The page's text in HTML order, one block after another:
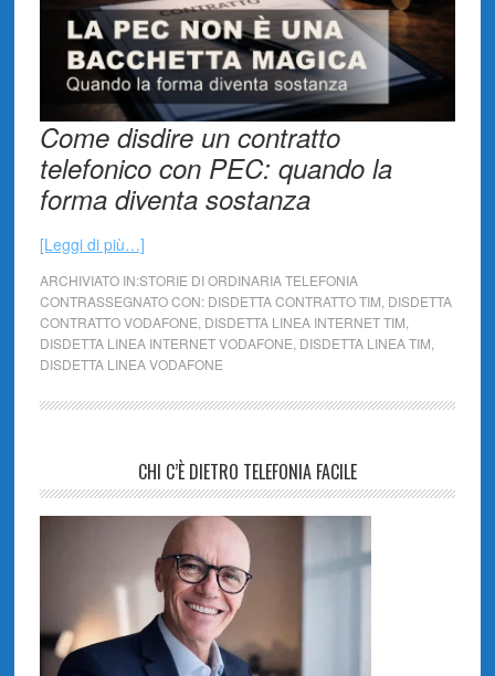
Come disdire un contratto
telefonico con PEC: quando la
forma diventa sostanza
[Leggi di più…]
ARCHIVIATO IN:STORIE DI ORDINARIA TELEFONIA
CONTRASSEGNATO CON: DISDETTA CONTRATTO TIM DISDETTA
CONTRATTO VODAFONE DISDETTA LINEA INTERNET TIM
DISDETTA LINEA INTERNET VODAFONE DISDETTA LINEA TIM
DISDETTA LINEA VODAFONE
CHI C’È DIETRO TELEFONIA FACILE